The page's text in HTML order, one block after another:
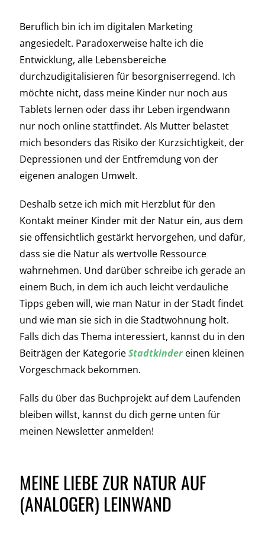
Beruflich bin ich im digitalen Marketing
angesiedelt. Paradoxerweise halte ich die
Entwicklung, alle Lebensbereiche
durchzudigitalisieren für besorgniserregend. Ich
möchte nicht, dass meine Kinder nur noch aus
Tablets lernen oder dass ihr Leben irgendwann
nur noch online stattfindet. Als Mutter belastet
mich besonders das Risiko der Kurzsichtigkeit, der
Depressionen und der Entfremdung von der
eigenen analogen Umwelt.
Deshalb setze ich mich mit Herzblut für den
Kontakt meiner Kinder mit der Natur ein, aus dem
sie offensichtlich gestärkt hervorgehen, und dafür,
dass sie die Natur als wertvolle Ressource
wahrnehmen. Und darüber schreibe ich gerade an
einem Buch, in dem ich auch leicht verdauliche
Tipps geben will, wie man Natur in der Stadt findet
und wie man sie sich in die Stadtwohnung holt.
Falls dich das Thema interessiert, kannst du in den
Beiträgen der KategorieStadtkindereinen kleinen
Vorgeschmack bekommen.
Falls du über das Buchprojekt auf dem Laufenden
bleiben willst, kannst du dich gerne unten für
meinen Newsletter anmelden!
MEINE LIEBE ZUR NATUR AUF
(ANALOGER) LEINWAND